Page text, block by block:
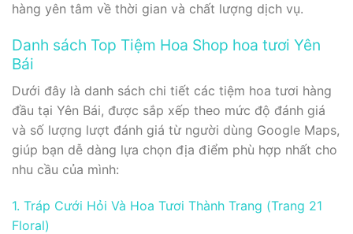
hàng yên tâm về thời gian và chất lượng dịch vụ.
Danh sách Top Tiệm Hoa Shop hoa tươi Yên
Bái
Dưới đây là danh sách chi tiết các tiệm hoa tươi hàng
đầu tại Yên Bái, được sắp xếp theo mức độ đánh giá
và số lượng lượt đánh giá từ người dùng Google Maps,
giúp bạn dễ dàng lựa chọn địa điểm phù hợp nhất cho
nhu cầu của mình:
1. Tráp Cưới Hỏi Và Hoa Tươi Thành Trang (Trang 21
Floral)